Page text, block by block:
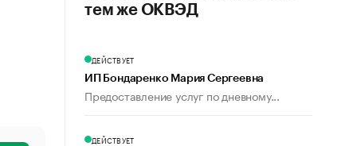
тем же ОКВЭД
ДЕЙСТВУЕТ
ИП Бондаренко Мария Сергеевна
Предоставление услуг по дневному...
ДЕЙСТВУЕТ